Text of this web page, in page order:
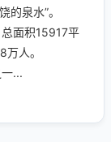
的泉水”。
面积15917平
人。
...